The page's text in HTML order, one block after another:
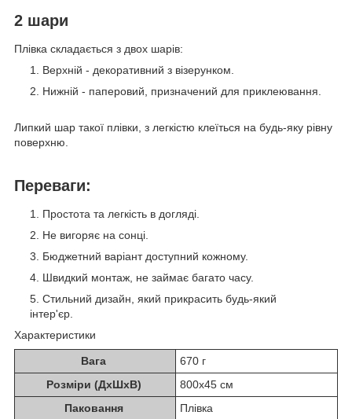
2 шари
Плівка складається з двох шарів:
Верхній - декоративний з візерунком.
Нижній - паперовий, призначений для приклеювання.
Липкий шар такої плівки, з легкістю клеїться на будь-яку рівну
поверхню.
Переваги:
Простота та легкість в догляді.
Не вигоряє на сонці.
Бюджетний варіант доступний кожному.
Швидкий монтаж, не займає багато часу.
Стильний дизайн, який прикрасить будь-який
інтер'єр.
Характеристики
Вага
670 г
Розміри (ДхШхВ)
800х45 см
Паковання
Плівка